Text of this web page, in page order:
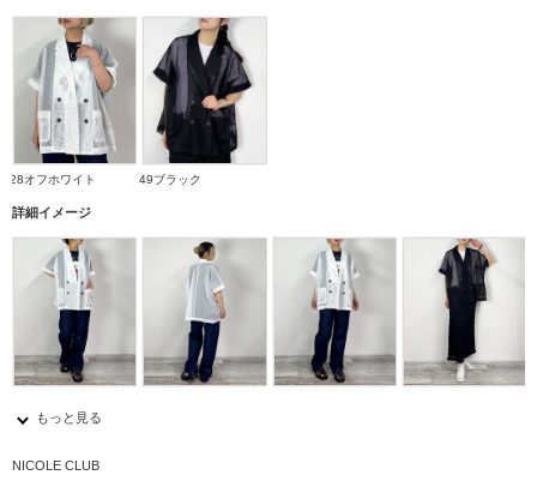
28オフホワイト 49ブラック
詳細イメージ
もっと見る
NICOLE CLUB